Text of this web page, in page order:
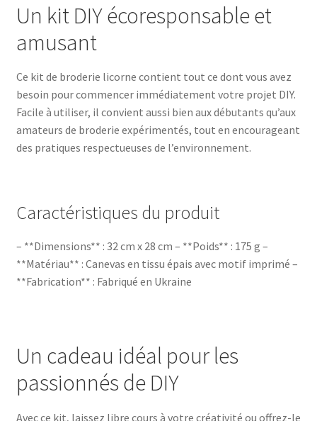
Un kit DIY écoresponsable et
amusant
Ce kit de broderie licorne contient tout ce dont vous avez
besoin pour commencer immédiatement votre projet DIY.
Facile à utiliser, il convient aussi bien aux débutants qu’aux
amateurs de broderie expérimentés, tout en encourageant
des pratiques respectueuses de l’environnement.
Caractéristiques du produit
– **Dimensions** : 32 cm x 28 cm – **Poids** : 175 g –
**Matériau** : Canevas en tissu épais avec motif imprimé –
**Fabrication** : Fabriqué en Ukraine
Un cadeau idéal pour les
passionnés de DIY
Avec ce kit, laissez libre cours à votre créativité ou offrez-le